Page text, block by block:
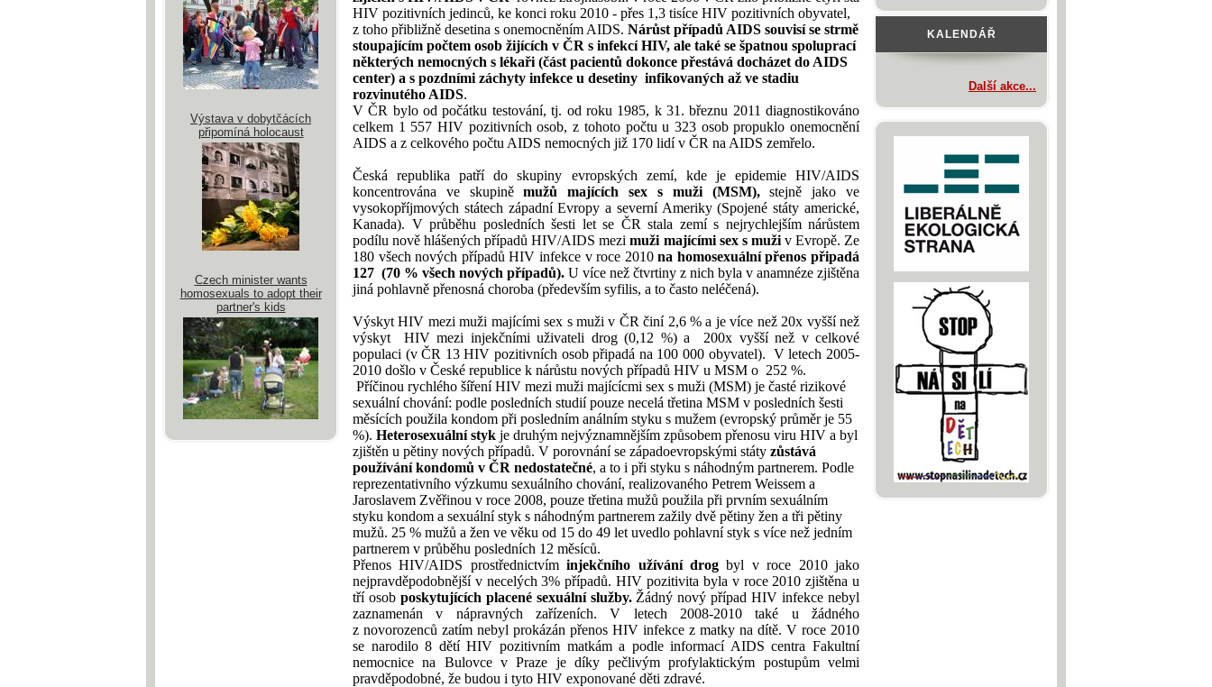
HIV pozitivních jedinců, ke konci roku 2010 - přes 1,3 tisíce HIV pozitivních obyvatel,
z toho přibližně desetina s onemocněním AIDS. Nárůst případů AIDS souvisí se strmě
stoupajícím počtem osob žijících v ČR s infekcí HIV, ale také se špatnou spoluprací
některých nemocných s lékaři (část pacientů dokonce přestává docházet do AIDS
center) a s pozdními záchyty infekce u desetiny infikovaných až ve stadiu
rozvinutého AIDS.
V ČR bylo od počátku testování, tj. od roku 1985, k 31. březnu 2011 diagnostikováno
celkem 1 557 HIV pozitivních osob, z tohoto počtu u 323 osob propuklo onemocnění
AIDS a z celkového počtu AIDS nemocných již 170 lidí v ČR na AIDS zemřelo.
Česká republika patří do skupiny evropských zemí, kde je epidemie HIV/AIDS
koncentrována ve skupiněmužů majících sex s muži (MSM),stejně jako ve
vysokopříjmových státech západní Evropy a severní Ameriky (Spojené státy americké,
Kanada). V průběhu posledních šesti let se ČR stala zemí s nejrychlejším nárůstem
podílu nově hlášených případů HIV/AIDS mezimuži majícími sex s muži v Evropě. Ze
180 všech nových případů HIV infekce v roce 2010na homosexuální přenos připadá
127 (70 % všech nových případů). U více než čtvrtiny z nich byla v anamnéze zjištěna
jiná pohlavně přenosná choroba (především syfilis, a to často neléčená).
Výskyt HIV mezi muži majícími sex s muži v ČR činí 2,6 % a je více než 20x vyšší než
výskyt
HIV mezi injekčními uživateli drog (0,12 %) a
200x vyšší než v celkové
populaci (v ČR 13 HIV pozitivních osob připadá na 100 000 obyvatel). V letech 2005-
2010 došlo v České republice k nárůstu nových případů HIV u MSM o 252 %.
Příčinou rychlého šíření HIV mezi muži majícícmi sex s muži (MSM) je časté rizikové
sexuální chování: podle posledních studií pouze necelá třetina MSM v posledních šesti
měsících použila kondom při posledním análním styku s mužem (evropský průměr je 55
%). Heterosexuální styk je druhým nejvýznamnějším způsobem přenosu viru HIV a byl
zjištěn u pětiny nových případů. V porovnání se západoevropskými státy zůstává
používání kondomů v ČR nedostatečné, a to i při styku s náhodným partnerem. Podle
reprezentativního výzkumu sexuálního chování, realizovaného Petrem Weissem a
Jaroslavem Zvěřinou v roce 2008, pouze třetina mužů použila při prvním sexuálním
styku kondom a sexuální styk s náhodným partnerem zažily dvě pětiny žen a tři pětiny
mužů. 25 % mužů a žen ve věku od 15 do 49 let uvedlo pohlavní styk s více než jedním
partnerem v průběhu posledních 12 měsíců.
Přenos HIV/AIDS prostřednictvíminjekčního užívání drog byl v roce 2010 jako
nejpravděpodobnější v necelých 3% případů. HIV pozitivita byla v roce 2010 zjištěna u
tří osob poskytujících placené sexuální služby.Žádný nový případ HIV infekce nebyl
zaznamenán v nápravných zařízeních. V letech 2008-2010 také u žádného
z novorozenců zatím nebyl prokázán přenos HIV infekce z matky na dítě. V roce 2010
se narodilo 8 dětí HIV pozitivním matkám a podle informací AIDS centra Fakultní
nemocnice na Bulovce v Praze je díky pečlivým profylaktickým postupům velmi
pravděpodobné, že budou i tyto HIV exponované děti zdravé.
Výstava v dobytčácích
připomíná holocaust
Czech minister wants
homosexuals to adopt their
partner's kids
KALENDÁŘ
Další akce...